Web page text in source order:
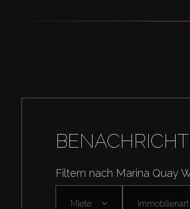
Filtern nach Marina Quay
Miete Immobilienart